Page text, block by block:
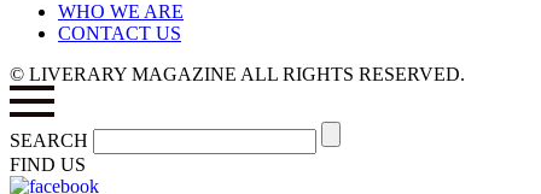
WHO WE ARE
CONTACT US
© LIVERARY MAGAZINE ALL RIGHTS RESERVED.
SEARCH
FIND US